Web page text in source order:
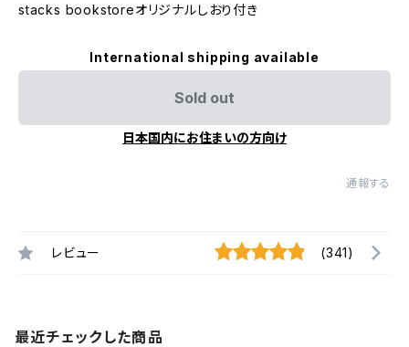
stacks bookstoreオリジナルしおり付き
International shipping available
Sold out
日本国内にお住まいの方向け
通報する
レビュー (341)
最近チェックした商品